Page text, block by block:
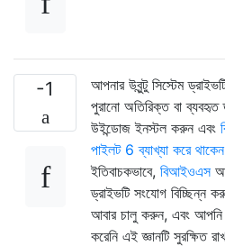
-1
আপনার উবুন্টু সিস্টেম
পুরানো অতিরিক্ত বা
উইন্ডোজ ইনস্টল করুন এবং
পাইলট 6 ব্যাখ্যা করে থাকেন
ইতিবাচকভাবে, বিআইওএস
ড্রাইভটি সংযোগ বিচ্ছিন্ন
আবার চালু করুন, এবং আপনি
করেনি এই জ্ঞানটি সুরক্ষিত